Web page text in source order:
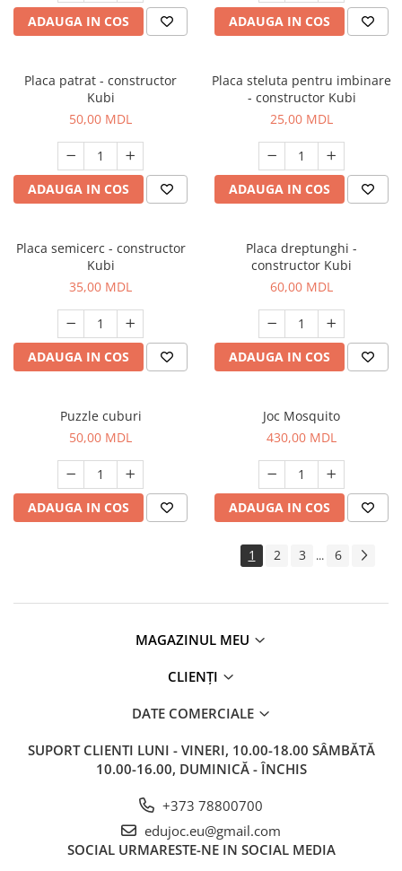
ADAUGA IN COS ADAUGA IN COS
Placa patrat - constructor
Kubi
50,00 MDL
ADAUGA IN COS
Placa steluta pentru imbinare
- constructor Kubi
25,00 MDL
ADAUGA IN COS
Placa semicerc - constructor
Kubi
35,00 MDL
ADAUGA IN COS
Placa dreptunghi -
constructor Kubi
60,00 MDL
ADAUGA IN COS
Puzzle cuburi
50,00 MDL
ADAUGA IN COS
Joc Mosquito
430,00 MDL
ADAUGA IN COS
1 2 3 ... 6
MAGAZINUL MEU
CLIENȚI
DATE COMERCIALE
SUPORT CLIENTI LUNI - VINERI, 10.00-18.00 SÂMBĂTĂ
10.00-16.00, DUMINICĂ - ÎNCHIS
+373 78800700
edujoc.eu@gmail.com
SOCIAL URMARESTE-NE IN SOCIAL MEDIA